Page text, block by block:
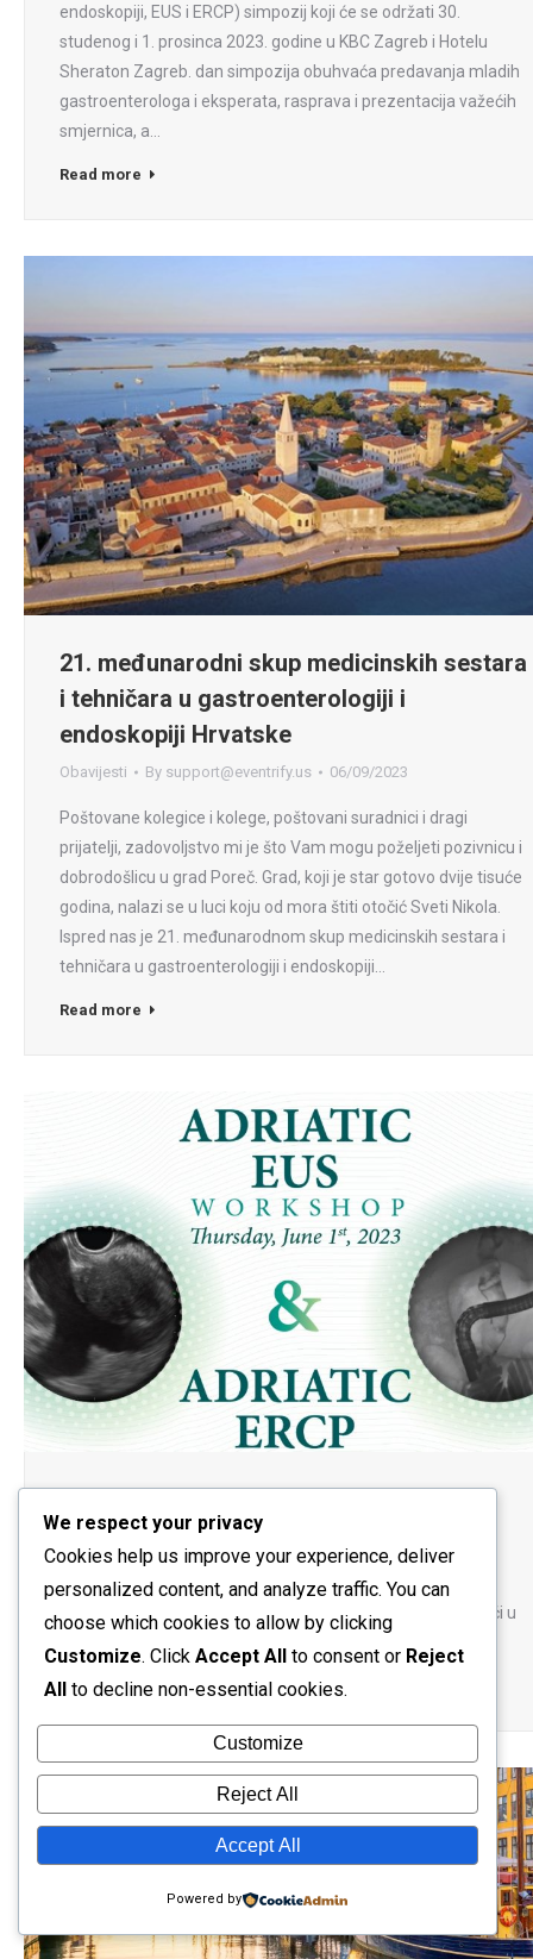
endoskopiji, EUS i ERCP) simpozij koji će se održati 30.
studenog i 1. prosinca 2023. godine u KBC Zagreb i Hotelu
Sheraton Zagreb. dan simpozija obuhvaća predavanja mladih
gastroenterologa i eksperata, rasprava i prezentacija važećih
smjernica, a…
Read more
21. međunarodni skup medicinskih sestara
i tehničara u gastroenterologiji i
endoskopiji Hrvatske
Obavijesti By support@eventrify.us 06/09/2023
Poštovane kolegice i kolege, poštovani suradnici i dragi
prijatelji, zadovoljstvo mi je što Vam mogu poželjeti pozivnicu i
dobrodošlicu u grad Poreč. Grad, koji je star gotovo dvije tisuće
godina, nalazi se u luci koju od mora štiti otočić Sveti Nikola.
Ispred nas je 21. međunarodnom skup medicinskih sestara i
tehničara u gastroenterologiji i endoskopiji…
Read more
Obavijesti By support@eventrify.us
Pozivamo vas da se odazovete se odazovete Adriatic EUS
susretu, učenju i radionicama. Više informacija možete naći u
Read more
We respect your privacy
Cookies help us improve your experience, deliver
personalized content, and analyze traffic. You can
choose which cookies to allow by clicking
Customize. Click Accept All to consent or Reject
All to decline non-essential cookies.
Customize
Reject All
Accept All
Powered by